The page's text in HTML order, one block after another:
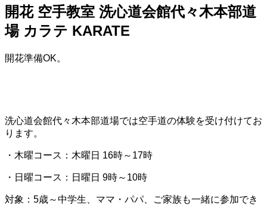
開花 空手教室 洗心道会館代々木本部道
場 カラテ KARATE
開花準備OK。
洗心道会館代々木本部道場では空手道の体験を受け付けてお
ります。
・木曜コース：木曜日 16時～17時
・日曜コース：日曜日 9時～10時
対象：5歳～中学生、ママ・パパ、ご家族も一緒に参加でき